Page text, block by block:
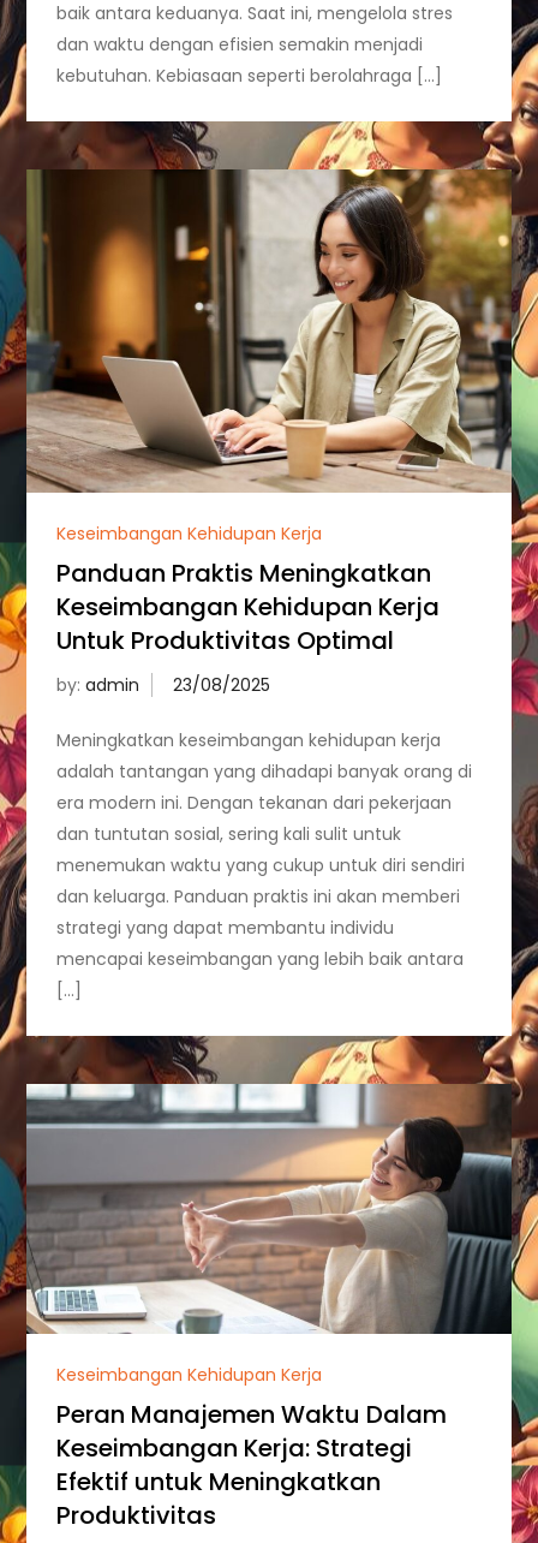
baik antara keduanya. Saat ini, mengelola stres
dan waktu dengan efisien semakin menjadi
kebutuhan. Kebiasaan seperti berolahraga […]
Keseimbangan Kehidupan Kerja
Panduan Praktis Meningkatkan
Keseimbangan Kehidupan Kerja
Untuk Produktivitas Optimal
by:admin
Meningkatkan keseimbangan kehidupan kerja
adalah tantangan yang dihadapi banyak orang di
era modern ini. Dengan tekanan dari pekerjaan
dan tuntutan sosial, sering kali sulit untuk
menemukan waktu yang cukup untuk diri sendiri
dan keluarga. Panduan praktis ini akan memberi
strategi yang dapat membantu individu
mencapai keseimbangan yang lebih baik antara
[…]
Keseimbangan Kehidupan Kerja
Peran Manajemen Waktu Dalam
Keseimbangan Kerja: Strategi
Efektif untuk Meningkatkan
Produktivitas